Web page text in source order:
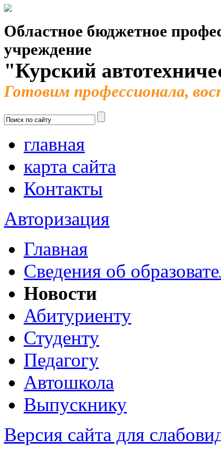
Областное бюджетное
учреждение
"Курский
Готовим профессионала,
главная
карта сайта
Контакты
Авторизация
Главная
Сведения об
Новости
Абитуриенту
Студенту
Педагогу
Автошкола
Выпускнику
Версия сайта для